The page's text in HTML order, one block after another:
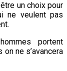
un choix pour
ne veulent pas
portent
ne s’avancera